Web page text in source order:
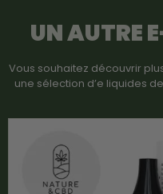
UN AUTRE
Vous souhaitez découvrir
une sélection d’e liquides